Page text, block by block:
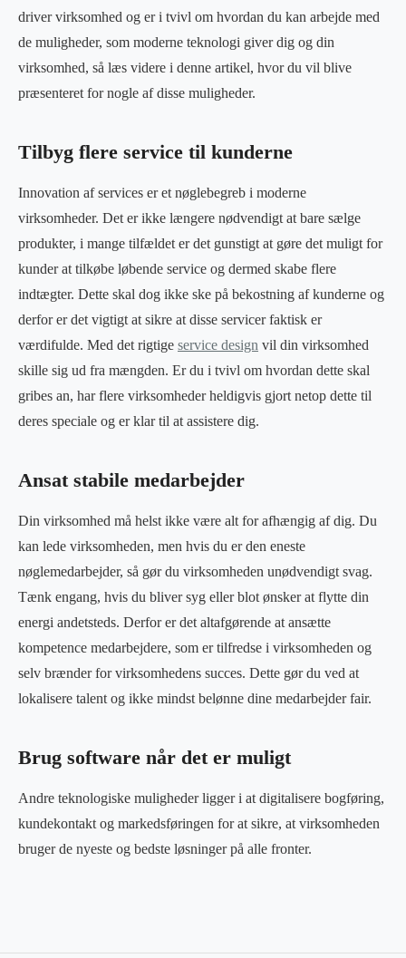
driver virksomhed og er i tvivl om hvordan du kan arbejde med
de muligheder, som moderne teknologi giver dig og din
virksomhed, så læs videre i denne artikel, hvor du vil blive
præsenteret for nogle af disse muligheder.
Tilbyg flere service til kunderne
Innovation af services er et nøglebegreb i moderne
virksomheder. Det er ikke længere nødvendigt at bare sælge
produkter, i mange tilfældet er det gunstigt at gøre det muligt for
kunder at tilkøbe løbende service og dermed skabe flere
indtægter. Dette skal dog ikke ske på bekostning af kunderne og
derfor er det vigtigt at sikre at disse servicer faktisk er
værdifulde. Med det rigtige service design vil din virksomhed
skille sig ud fra mængden. Er du i tvivl om hvordan dette skal
gribes an, har flere virksomheder heldigvis gjort netop dette til
deres speciale og er klar til at assistere dig.
Ansat stabile medarbejder
Din virksomhed må helst ikke være alt for afhængig af dig. Du
kan lede virksomheden, men hvis du er den eneste
nøglemedarbejder, så gør du virksomheden unødvendigt svag.
Tænk engang, hvis du bliver syg eller blot ønsker at flytte din
energi andetsteds. Derfor er det altafgørende at ansætte
kompetence medarbejdere, som er tilfredse i virksomheden og
selv brænder for virksomhedens succes. Dette gør du ved at
lokalisere talent og ikke mindst belønne dine medarbejder fair.
Brug software når det er muligt
Andre teknologiske muligheder ligger i at digitalisere bogføring,
kundekontakt og markedsføringen for at sikre, at virksomheden
bruger de nyeste og bedste løsninger på alle fronter.